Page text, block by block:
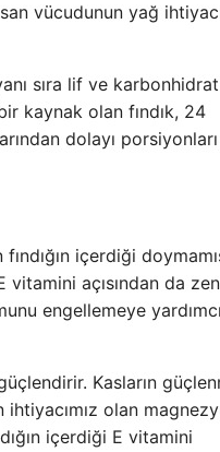
vücudunun yağ
sıra lif ve karbonhidrat
kaynak olan fındık, 24
dolayı porsiyonları
içerdiği
açısından da
engellemeye yardımcı
Kasların
ihtiyacımız olan
içerdiği E vitamini